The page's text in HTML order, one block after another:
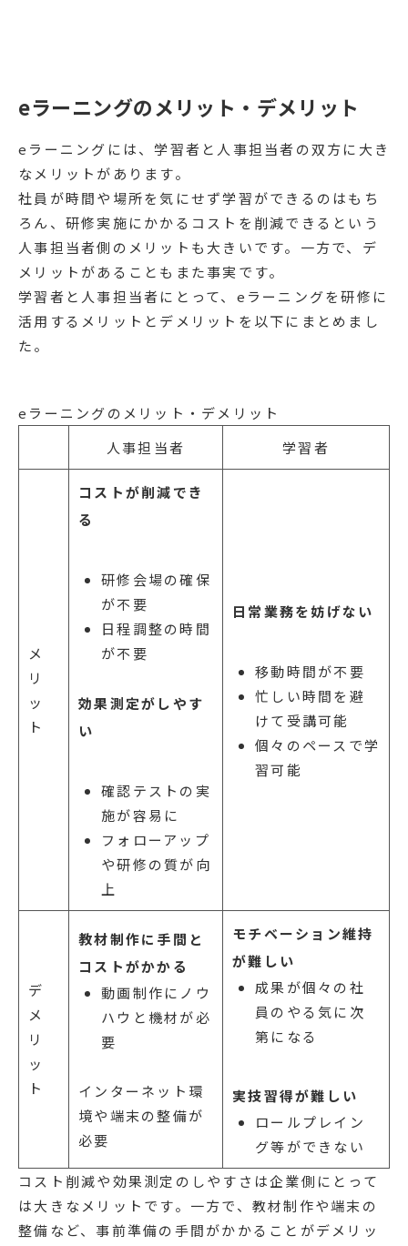
eラーニングのメリット・デメリット
eラーニングには、学習者と人事担当者の双方に大き
なメリットがあります。
社員が時間や場所を気にせず学習ができるのはもち
ろん、研修実施にかかるコストを削減できるという
人事担当者側のメリットも大きいです。一方で、デ
メリットがあることもまた事実です。
学習者と人事担当者にとって、eラーニングを研修に
活用するメリットとデメリットを以下にまとめまし
た。
eラーニングのメリット・デメリット
人事担当者
学習者
メ
リ
ッ
ト
コストが削減でき
る
研修会場の確保
が不要
日程調整の時間
が不要
効果測定がしやす
い
確認テストの実
施が容易に
フォローアップ
や研修の質が向
上
日常業務を妨げない
移動時間が不要
忙しい時間を避
けて受講可能
個々のペースで学
習可能
デ
メ
リ
ッ
ト
教材制作に手間と
コストがかかる
動画制作にノウ
ハウと機材が必
要
インターネット環
境や端末の整備が
必要
モチベーション維持
が難しい
成果が個々の社
員のやる気に次
第になる
実技習得が難しい
ロールプレイン
グ等ができない
コスト削減や効果測定のしやすさは企業側にとって
は大きなメリットです。一方で、教材制作や端末の
整備など、事前準備の手間がかかることがデメリッ